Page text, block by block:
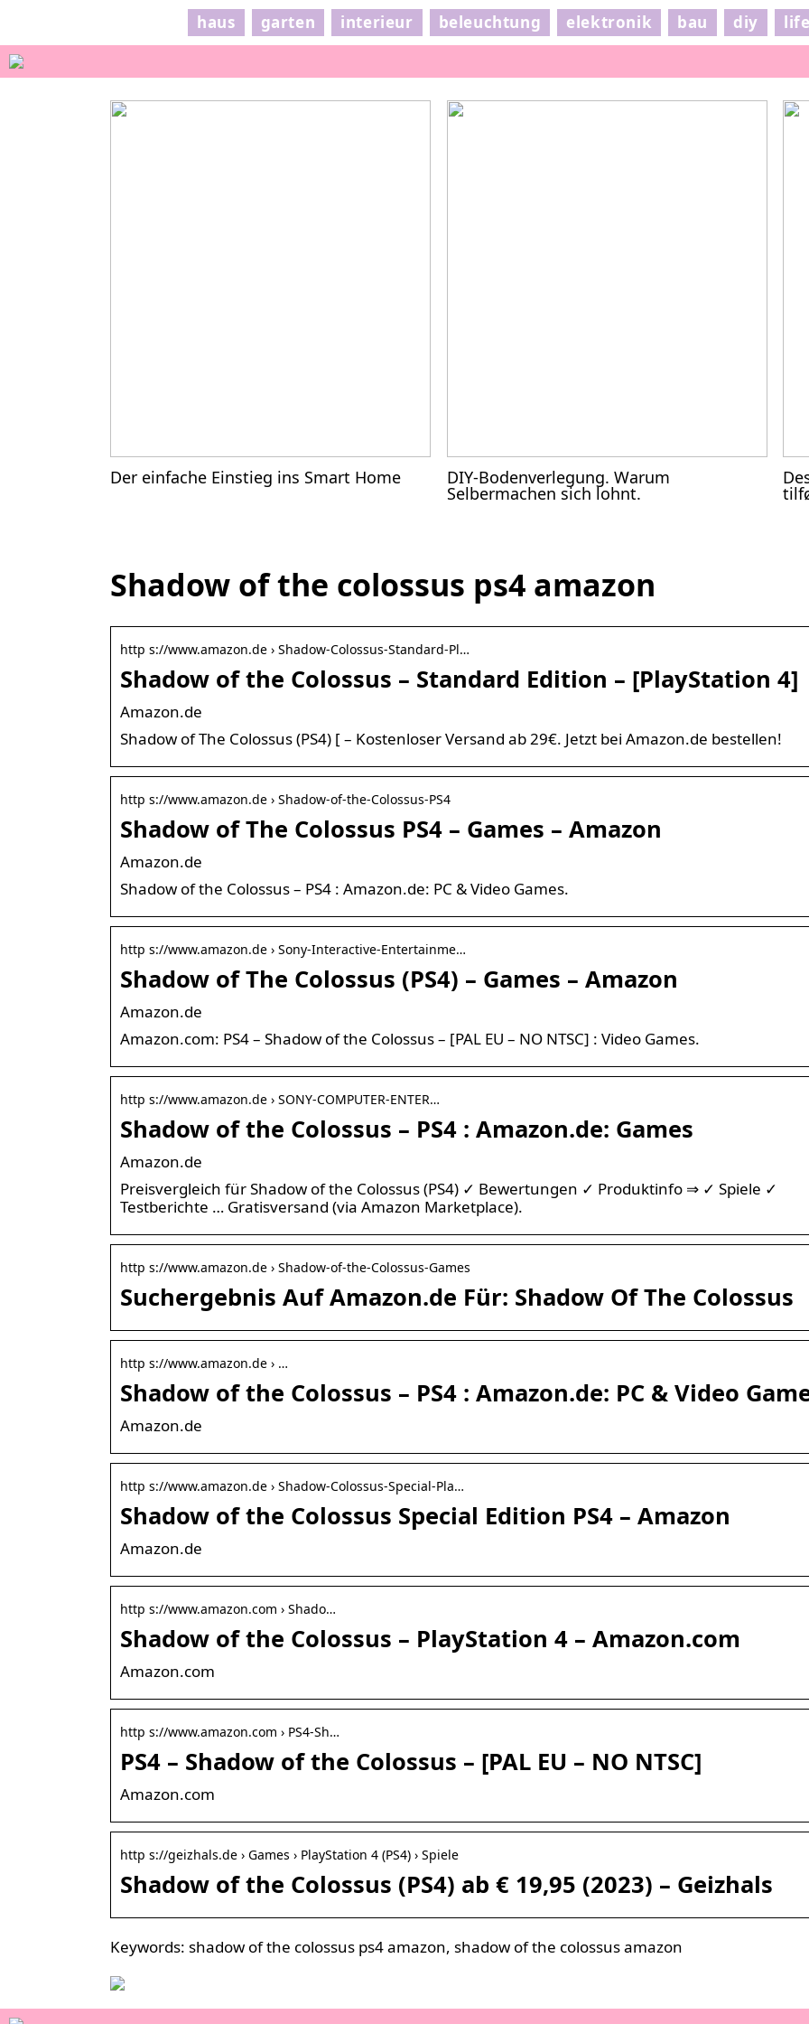
haus garten interieur beleuchtung elektronik bau diy
Der einfache Einstieg ins Smart Home DIY-Bodenverlegung. Warum
Selbermachen sich lohnt.
Shadow of the colossus ps4 amazon
http s://www.amazon.de › Shadow-Colossus-Standard-Pl…
Shadow of the Colossus – Standard Edition – [PlayStation 4]
Amazon.de
Shadow of The Colossus (PS4) [ – Kostenloser Versand ab 29€. Jetzt bei Amazon.de bestellen!
http s://www.amazon.de › Shadow-of-the-Colossus-PS4
Shadow of The Colossus PS4 – Games – Amazon
Amazon.de
Shadow of the Colossus – PS4 : Amazon.de: PC & Video Games.
http s://www.amazon.de › Sony-Interactive-Entertainme…
Shadow of The Colossus (PS4) – Games – Amazon
Amazon.de
Amazon.com: PS4 – Shadow of the Colossus – [PAL EU – NO NTSC] : Video Games.
http s://www.amazon.de › SONY-COMPUTER-ENTER…
Shadow of the Colossus – PS4 : Amazon.de: Games
Amazon.de
Preisvergleich für Shadow of the Colossus (PS4) ✓ Bewertungen ✓ Produktinfo ⇒ ✓ Spiele ✓
Testberichte … Gratisversand (via Amazon Marketplace).
http s://www.amazon.de › Shadow-of-the-Colossus-Games
Suchergebnis Auf Amazon.de Für: Shadow Of The Colossus
http s://www.amazon.de › …
Shadow of the Colossus – PS4 : Amazon.de: PC & Video
Amazon.de
http s://www.amazon.de › Shadow-Colossus-Special-Pla…
Shadow of the Colossus Special Edition PS4 – Amazon
Amazon.de
http s://www.amazon.com › Shado…
Shadow of the Colossus – PlayStation 4 – Amazon.com
Amazon.com
http s://www.amazon.com › PS4-Sh…
PS4 – Shadow of the Colossus – [PAL EU – NO NTSC]
Amazon.com
http s://geizhals.de › Games › PlayStation 4 (PS4) › Spiele
Shadow of the Colossus (PS4) ab € 19,95 (2023) – Geizhals
Keywords: shadow of the colossus ps4 amazon, shadow of the colossus amazon